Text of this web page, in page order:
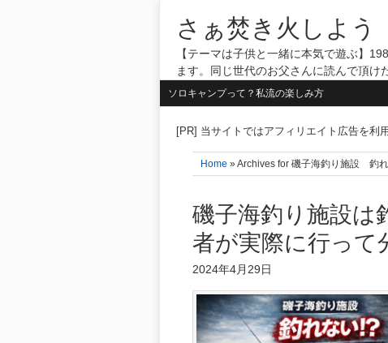
さぁ焚き火しよう
【テーマは子供と一緒に本気で遊ぶ】
ます。同じ世代のお父さんに読んで頂け
ソロキャンプって？私流の楽しみ方
[PR] 当サイトではアフィリエイト広告を利
Home » Archives for 磯子海釣り施設 釣れ
磯子海釣り施設は
者が実際に行って
2024年4月29日